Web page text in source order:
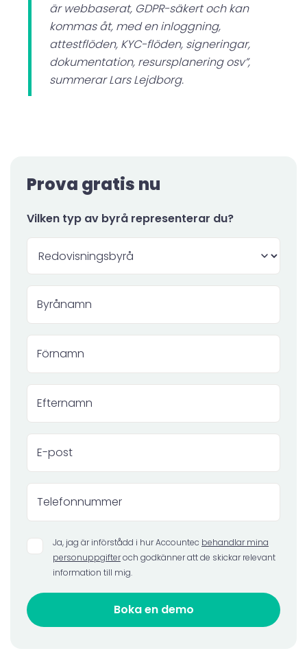
är webbaserat, GDPR-säkert och kan
kommas åt, med en inloggning,
attestflöden, KYC-flöden, signeringar,
dokumentation, resursplanering osv”,
summerar Lars Lejdborg.
Prova gratis nu
Vilken typ av byrå representerar du?
Ja, jag är införstådd i hur Accountec behandlar mina
personuppgifteroch godkänner att de skickar relevant
information till mig.